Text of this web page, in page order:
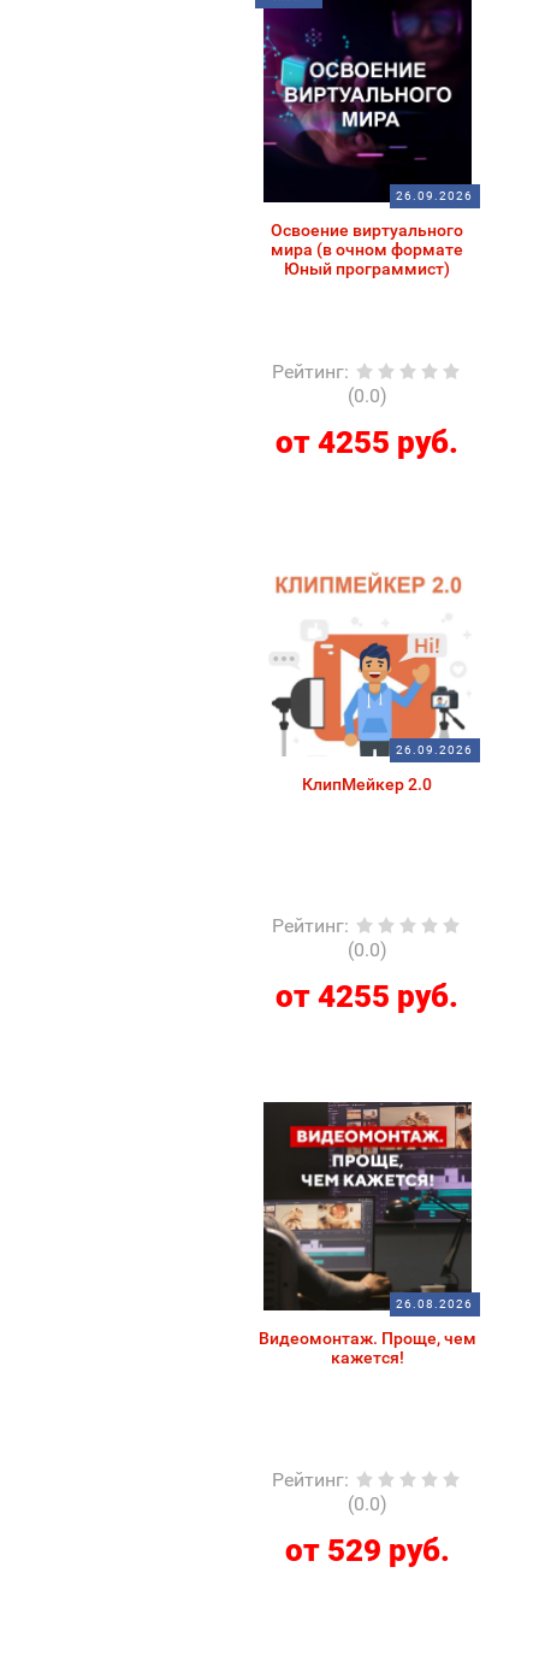
26.09.2026
Освоение виртуального
мира (в очном формате
Юный программист)
Рейтинг:
(0.0)
от 4255 руб.
26.09.2026
КлипМейкер 2.0
Рейтинг:
(0.0)
от 4255 руб.
26.08.2026
Видеомонтаж. Проще, чем
кажется!
Рейтинг:
(0.0)
от 529 руб.